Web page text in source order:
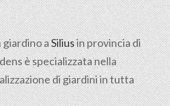
giardino aSiliusin provincia di
è specializzata nella
di giardini in tutta